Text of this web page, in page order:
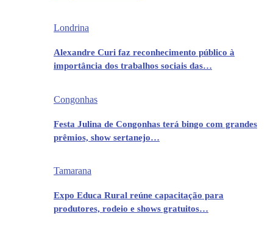
Londrina
Alexandre Curi faz reconhecimento público à
importância dos trabalhos sociais das…
Congonhas
Festa Julina de Congonhas terá bingo com grandes
prêmios, show sertanejo…
Tamarana
Expo Educa Rural reúne capacitação para
produtores, rodeio e shows gratuitos…